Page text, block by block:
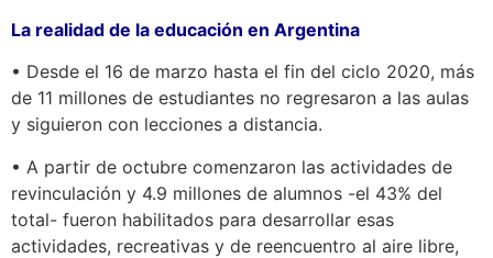
La realidad de la educación en Argentina
• Desde el 16 de marzo hasta el fin del ciclo 2020, más
de 11 millones de estudiantes no regresaron a las aulas
y siguieron con lecciones a distancia.
• A partir de octubre comenzaron las actividades de
revinculación y 4.9 millones de alumnos -el 43% del
total- fueron habilitados para desarrollar esas
actividades, recreativas y de reencuentro al aire libre,